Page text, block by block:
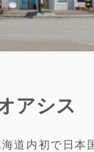
アシス
道内初で日本